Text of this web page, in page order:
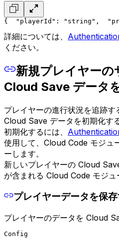
{
  "playerId": "string",
詳細については、
ください。
新規プレイヤー
Cloud Save データ
プレイヤーの進行状況を追跡
Cloud Save データを初期化す
初期化するには、
使用して、Cloud Code モジュ
ーします。
新しいプレイヤーの Cloud
が含まれる Cloud Code モジュ
プレイヤーデータを保
プレイヤーのデータを Cloud
Config